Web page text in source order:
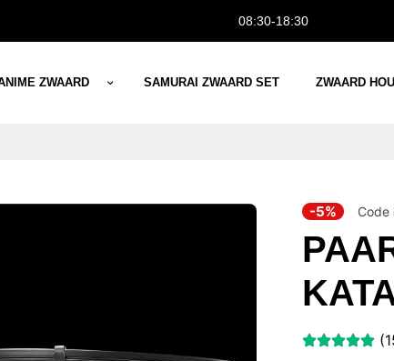
08:30-18:30
ZWAARD SAMURAI ZWAARD SET ZWAARD
-5% Code